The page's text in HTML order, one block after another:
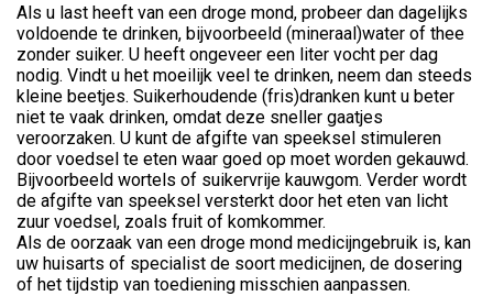
Als u last heeft van een droge mond, probeer dan dagelijks
voldoende te drinken, bijvoorbeeld (mineraal)water of thee
zonder suiker. U heeft ongeveer een liter vocht per dag
nodig. Vindt u het moeilijk veel te drinken, neem dan steeds
kleine beetjes. Suikerhoudende (fris)dranken kunt u beter
niet te vaak drinken, omdat deze sneller gaatjes
veroorzaken. U kunt de afgifte van speeksel stimuleren
door voedsel te eten waar goed op moet worden gekauwd.
Bijvoorbeeld wortels of suikervrije kauwgom. Verder wordt
de afgifte van speeksel versterkt door het eten van licht
zuur voedsel, zoals fruit of komkommer.
Als de oorzaak van een droge mond medicijngebruik is, kan
uw huisarts of specialist de soort medicijnen, de dosering
of het tijdstip van toediening misschien aanpassen.